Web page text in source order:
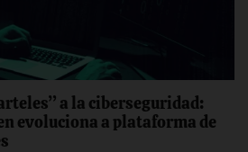
a la ciberseguridad:
evoluciona a plataforma de